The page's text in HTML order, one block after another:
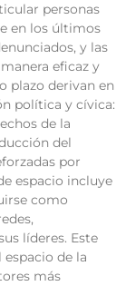
personas
en los últimos
y las
eficaz y
plazo derivan en
política y cívica:
de la
del
por
espacio incluye
como
líderes. Este
de la
más